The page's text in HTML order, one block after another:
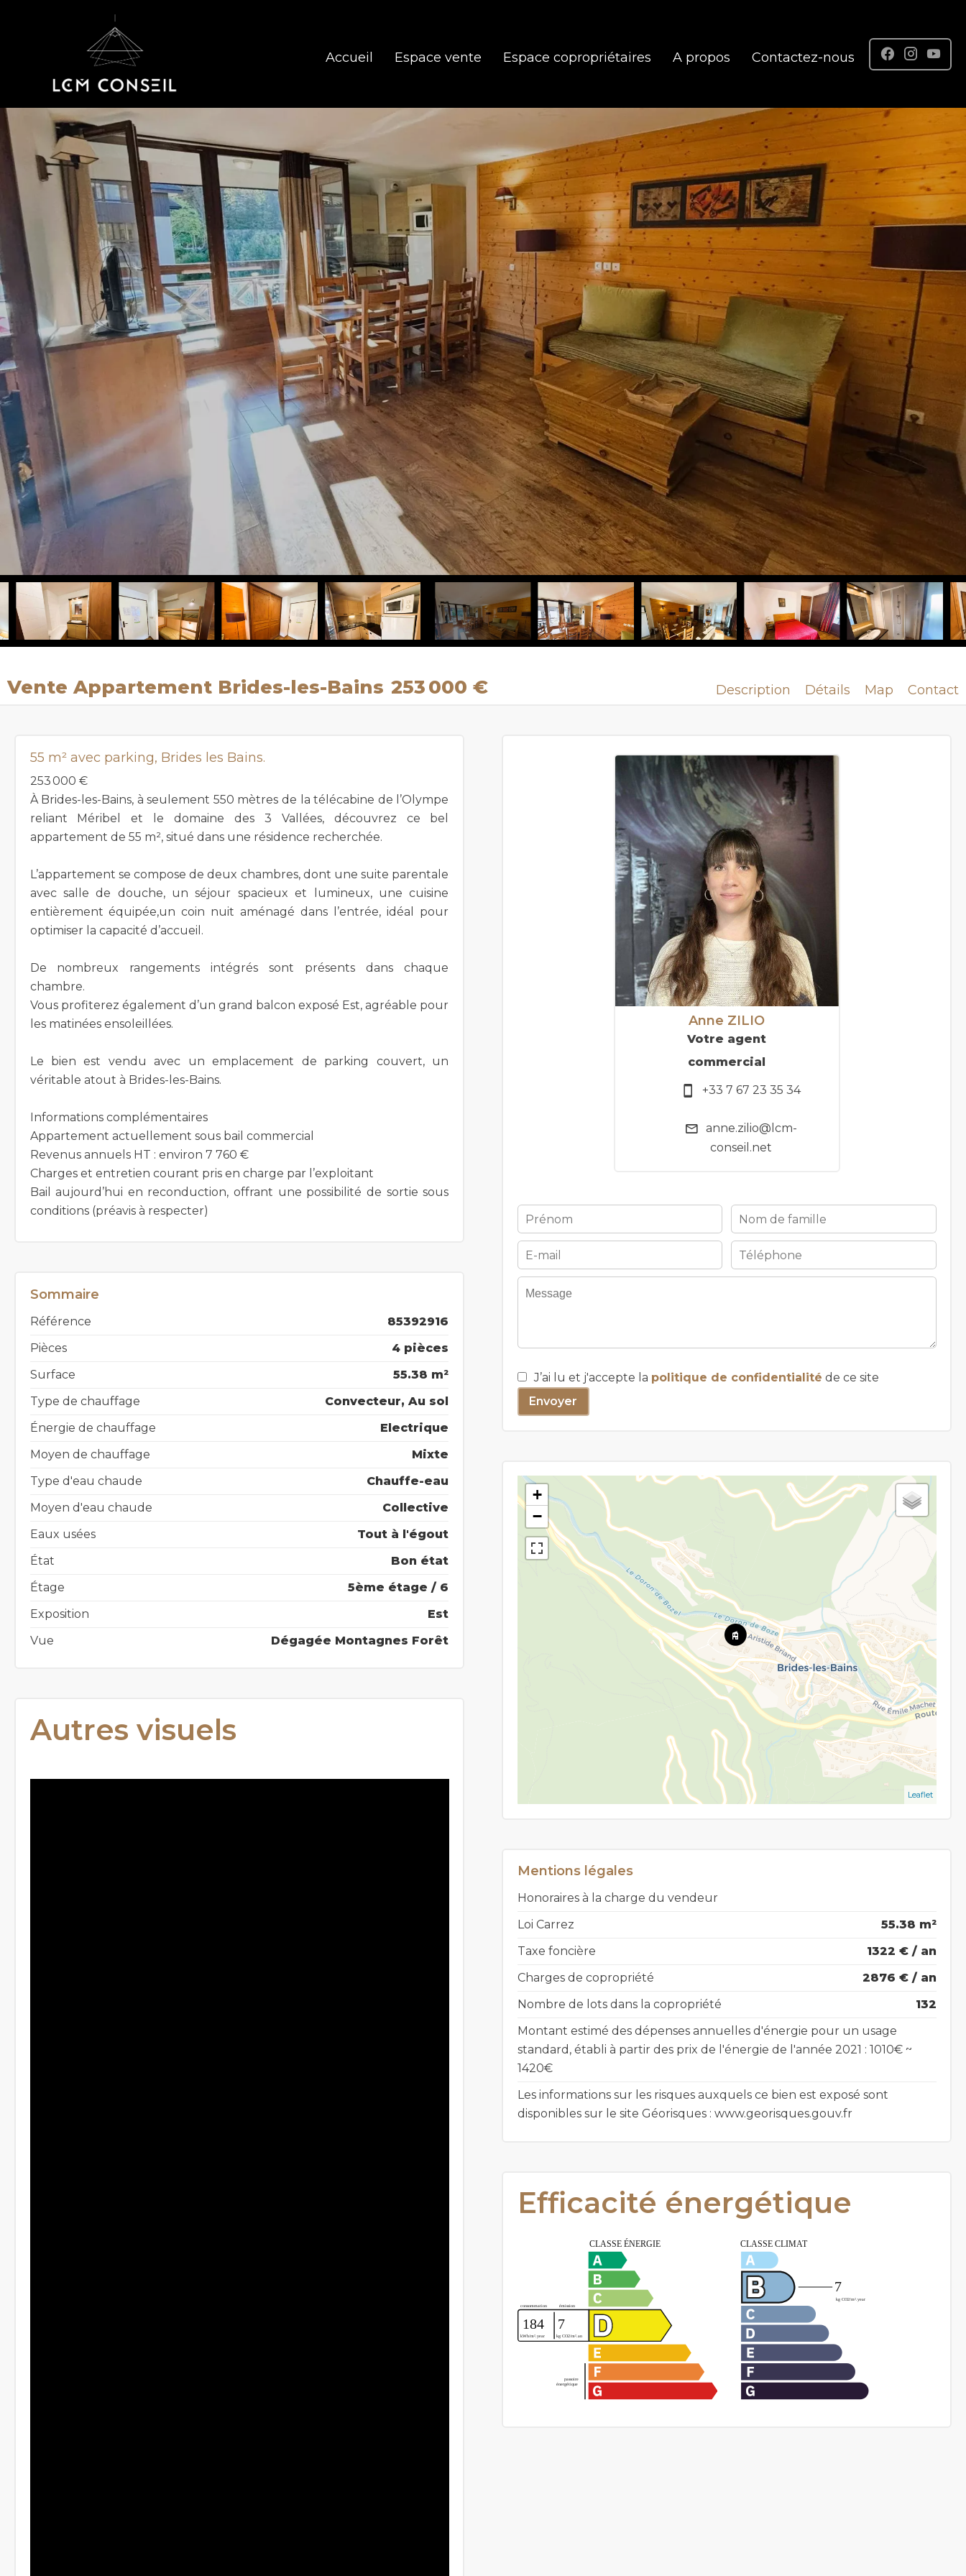
Accueil Espace vente Espace copropriétaires A propos Contactez-nous
Vente Appartement Brides-les-Bains 253 000 € Description Détails Map Contact
55 m² avec parking, Brides les Bains.
253 000 €
À Brides-les-Bains, à seulement 550 mètres de la télécabine de l’Olympe
reliant Méribel et le domaine des 3 Vallées, découvrez ce bel
appartement de 55 m², situé dans une résidence recherchée.
L’appartement se compose de deux chambres, dont une suite parentale
avec salle de douche, un séjour spacieux et lumineux, une cuisine
entièrement équipée,un coin nuit aménagé dans l’entrée, idéal pour
optimiser la capacité d’accueil.
De nombreux rangements intégrés sont présents dans chaque
chambre.
Vous profiterez également d’un grand balcon exposé Est, agréable pour
les matinées ensoleillées.
Le bien est vendu avec un emplacement de parking couvert, un
véritable atout à Brides-les-Bains.
Informations complémentaires
Appartement actuellement sous bail commercial
Revenus annuels HT : environ 7 760 €
Charges et entretien courant pris en charge par l’exploitant
Bail aujourd’hui en reconduction, offrant une possibilité de sortie sous
conditions (préavis à respecter)
Sommaire
Référence
85392916
Pièces
4 pièces
Surface
55.38 m²
Type de chauffage
Convecteur, Au sol
Énergie de chauffage
Electrique
Moyen de chauffage
Mixte
Type d'eau chaude
Chauffe-eau
Moyen d'eau chaude
Collective
Eaux usées
Tout à l'égout
État
Bon état
Étage
5ème étage / 6
Exposition
Est
Vue
Dégagée Montagnes Forêt
Autres visuels
Anne ZILIO
Votre agent
commercial
+33 7 67 23 35 34
anne.zilio@lcm-
conseil.net
J’ai lu et j'accepte la politique de confidentialité de ce site
Envoyer
+
−
Leaflet
Mentions légales
Honoraires à la charge du vendeur
Loi Carrez
55.38 m²
Taxe foncière
1322 € / an
Charges de copropriété
2876 € / an
Nombre de lots dans la copropriété
132
Montant estimé des dépenses annuelles d'énergie pour un usage
standard, établi à partir des prix de l'énergie de l'année 2021 : 1010€ ~
1420€
Les informations sur les risques auxquels ce bien est exposé sont
disponibles sur le site Géorisques : www.georisques.gouv.fr
Efficacité énergétique